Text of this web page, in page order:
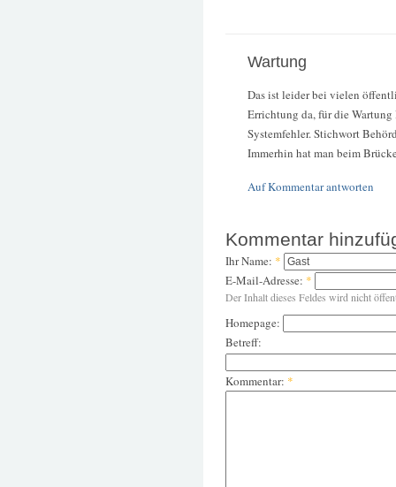
Wartung
Das ist leider bei vielen
Errichtung da, für die
Systemfehler. Stichwort
Immerhin hat man beim
Auf Kommentar antworten
Kommentar
Ihr Name: *
E-Mail-Adresse: *
Der Inhalt dieses Feldes wird nicht
Homepage:
Betreff:
Kommentar: *